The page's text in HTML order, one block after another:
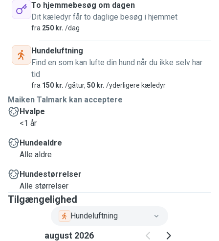
To hjemmebesøg om dagen
Dit kæledyr får to daglige besøg i hjemmet
fra 250 kr. /dag
Hundeluftning
Find en som kan lufte din hund når du ikke selv har
tid
fra 150 kr. /gåtur, 50 kr. /yderligere kæledyr
Maiken Talmark kan acceptere
Hvalpe
<1 år
Hundealdre
Alle aldre
Hundestørrelser
Alle størrelser
Tilgængelighed
Hundeluftning
august 2026